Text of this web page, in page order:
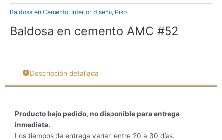
Baldosa en Cemento, Interior diseño, Piso
Baldosa en cemento AMC #52
Descripción detallada
Producto bajo pedido, no disponible para entrega
inmediata.
Los tiempos de entrega varían entre 20 a 30 días.